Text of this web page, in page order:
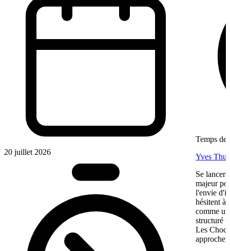
20 juillet 2026
Temps de
Yves
Se lancer
majeur
l'envie
hésitent à
comme
structuré
Les
approche,